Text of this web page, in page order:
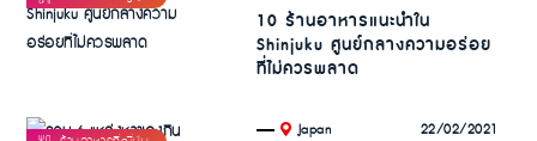
10 ร้านอาหารแนะนำใน
Shinjuku ศูนย์กลางความอร่อย
ที่ไม่ควรพลาด
. Japan 22/02/2021